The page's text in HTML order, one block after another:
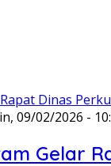
09/02/2026 -
Gelar